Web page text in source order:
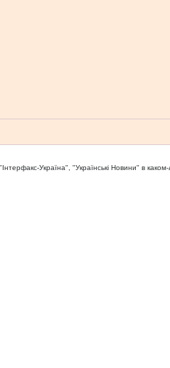
Україна", "Українськi Новини" в